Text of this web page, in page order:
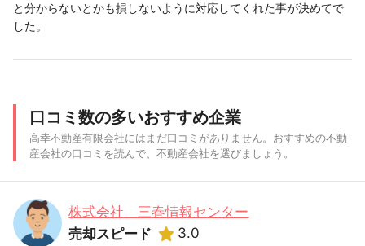
と分からないとかも損しないように対応してくれた事が決めてで
した。
口コミ数の多いおすすめ企業
高幸不動産有限会社にはまだ口コミがありません。おすすめの不動
産会社の口コミを読んで、不動産会社を選びましょう。
株式会社 三春情報センター
売却スピード
3.0